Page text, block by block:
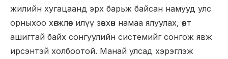
жилийн хугацаанд эрх барьж байсан намууд улс
орныхоо хөгжлөөс илүү зөвхөн намаа ялуулах, өөрт
ашигтай байх сонгуулийн системийг сонгож явж
ирсэнтэй холбоотой. Манай улсад хэрэглэж